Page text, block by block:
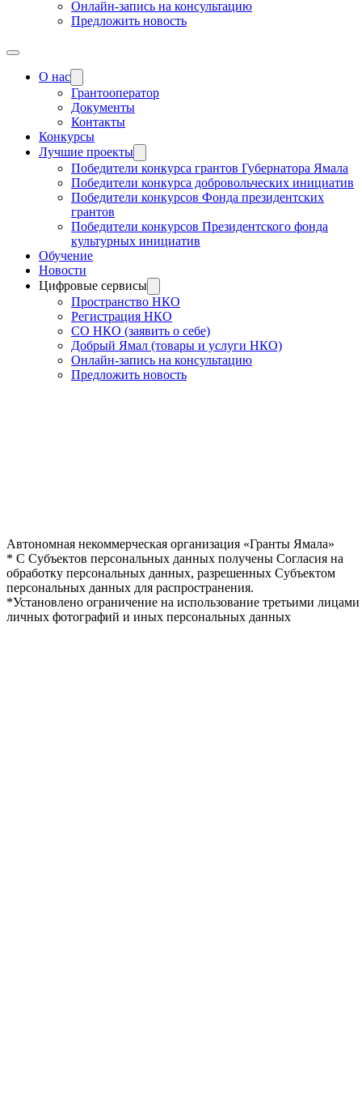
Онлайн-запись на консультацию
Предложить новость
О нас
Грантооператор
Документы
Контакты
Конкурсы
Лучшие проекты
Победители конкурса грантов Губернатора Ямала
Победители конкурса добровольческих инициатив
Победители конкурсов Фонда президентских
грантов
Победители конкурсов Президентского фонда
культурных инициатив
Обучение
Новости
Цифровые сервисы
Пространство НКО
Регистрация НКО
СО НКО (заявить о себе)
Добрый Ямал (товары и услуги НКО)
Онлайн-запись на консультацию
Предложить новость
Автономная некоммерческая организация «Гранты Ямала»
* С Субъектов персональных данных получены Согласия на
обработку персональных данных, разрешенных Субъектом
персональных данных для распространения.
*Установлено ограничение на использование третьими лицами
личных фотографий и иных персональных данных